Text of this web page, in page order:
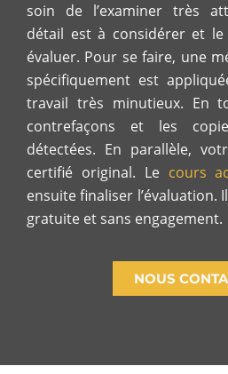
soin de l’examiner très
détail est à considérer et
évaluer. Pour se faire, une
spécifiquement est
travail très minutieux. En
contrefaçons et les
détectées. En parallèle,
certifié original. Le cours
ensuite finaliser l’évaluation.
gratuite et sans engagement.
NOUS